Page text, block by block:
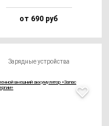
от 690 руб
Зарядные устройства